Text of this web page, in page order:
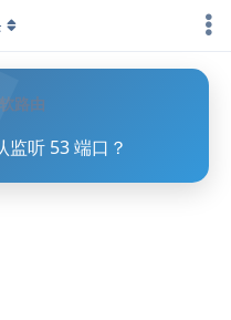
软路由
监听 53 端口？